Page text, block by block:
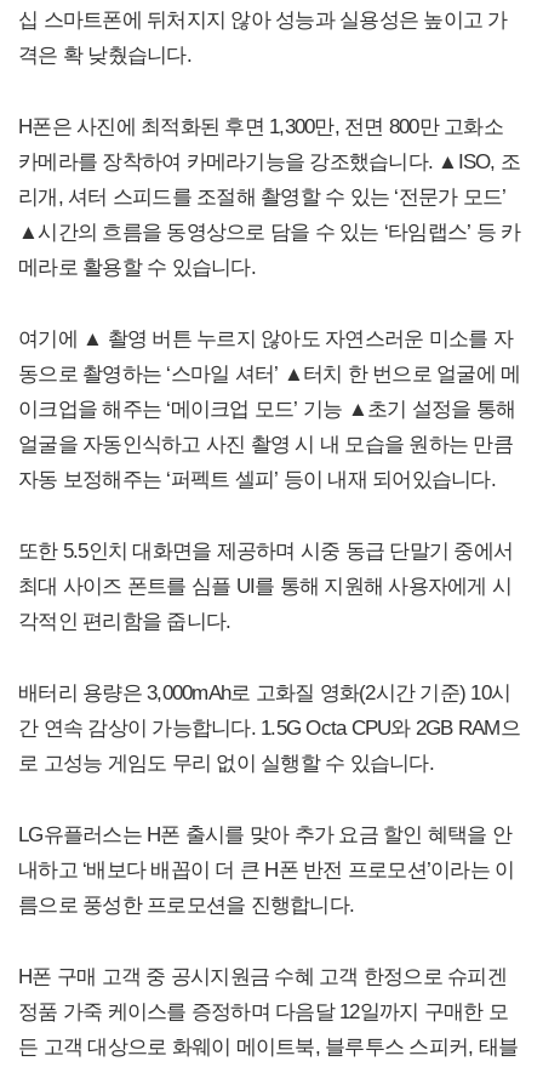
십 스마트폰에 뒤처지지 않아 성능과 실용성은 높이고 가
격은 확 낮췄습니다.
H폰은 사진에 최적화된 후면 1,300만, 전면 800만 고화소
카메라를 장착하여 카메라기능을 강조했습니다. ▲ISO, 조
리개, 셔터 스피드를 조절해 촬영할 수 있는 ‘전문가 모드’
▲시간의 흐름을 동영상으로 담을 수 있는 ‘타임랩스’ 등 카
메라로 활용할 수 있습니다.
여기에 ▲ 촬영 버튼 누르지 않아도 자연스러운 미소를 자
동으로 촬영하는 ‘스마일 셔터’ ▲터치 한 번으로 얼굴에 메
이크업을 해주는 ‘메이크업 모드’ 기능 ▲초기 설정을 통해
얼굴을 자동인식하고 사진 촬영 시 내 모습을 원하는 만큼
자동 보정해주는 ‘퍼펙트 셀피’ 등이 내재 되어있습니다.
또한 5.5인치 대화면을 제공하며 시중 동급 단말기 중에서
최대 사이즈 폰트를 심플 UI를 통해 지원해 사용자에게 시
각적인 편리함을 줍니다.
배터리 용량은 3,000mAh로 고화질 영화(2시간 기준) 10시
간 연속 감상이 가능합니다. 1.5G Octa CPU와 2GB RAM으
로 고성능 게임도 무리 없이 실행할 수 있습니다.
LG유플러스는 H폰 출시를 맞아 추가 요금 할인 혜택을 안
내하고 ‘배보다 배꼽이 더 큰 H폰 반전 프로모션’이라는 이
름으로 풍성한 프로모션을 진행합니다.
H폰 구매 고객 중 공시지원금 수혜 고객 한정으로 슈피겐
정품 가죽 케이스를 증정하며 다음달 12일까지 구매한 모
든 고객 대상으로 화웨이 메이트북, 블루투스 스피커, 태블